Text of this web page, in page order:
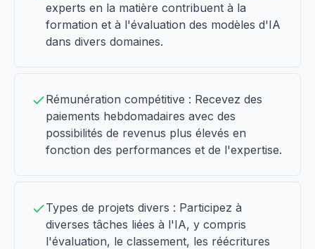
experts en la matière contribuent à la
formation et à l'évaluation des modèles d'IA
dans divers domaines.
Rémunération compétitive : Recevez des
paiements hebdomadaires avec des
possibilités de revenus plus élevés en
fonction des performances et de l'expertise.
Types de projets divers : Participez à
diverses tâches liées à l'IA, y compris
l'évaluation, le classement, les réécritures